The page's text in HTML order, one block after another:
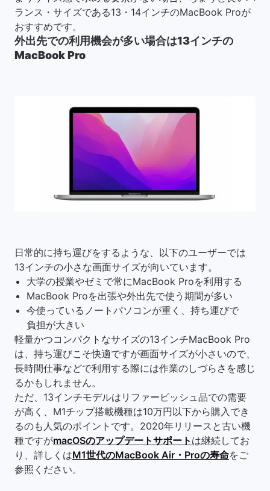
ランス・サイズである13・14インチのMacBook Proが
おすすめです。
外出先での利用機会が多い場合は13インチの
MacBook Pro
日常的に持ち運びをするような、以下のユーザーでは
13インチの小さな画面サイズが向いています。
大学の授業やゼミで常にMacBook Proを利用する
MacBook Proを出張や外出先で使う期間が多い
今使っているノートパソコンが重く、持ち運びで
負担が大きい
軽量かつコンパクトなサイズの13インチMacBook Pro
は、持ち運びこそ快適ですが画面サイズが小さいので、
長時間仕事などで利用する際には作業のしづらさを感じ
るかもしれません。
ただ、13インチモデルはリファービッシュ品での需要
が高く、M1チップ搭載機種は10万円以下から購入でき
るのも人気のポイントです。2020年リリースと古い機
種ですがmacOSのアップデートサポート は継続してお
り、詳しくはM1世代のMacBook Air・Proの寿命をご
参照ください。